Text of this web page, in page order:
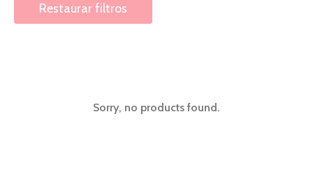
Restaurar filtros
Sorry, no products found.